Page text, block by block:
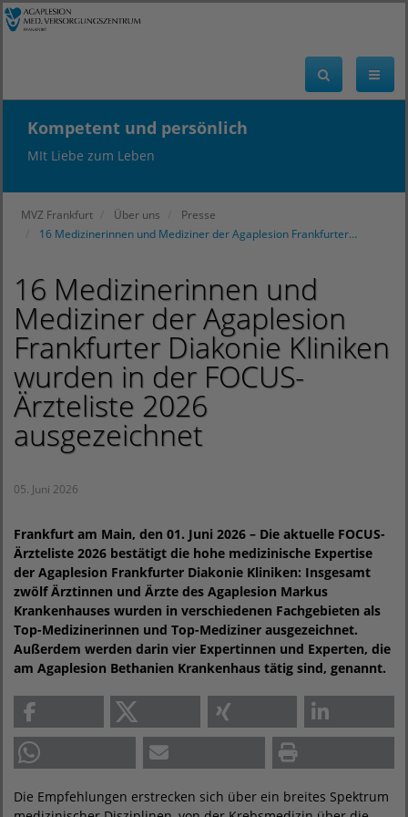
Kompetent und persönlich
MIt Liebe zum Leben
MVZ Frankfurt Über uns
Presse
16 Medizinerinnen und Mediziner der Agaplesion Frankfurter…
16 Medizinerinnen und
Mediziner der Agaplesion
Frankfurter Diakonie Kliniken
wurden in der FOCUS-
Ärzteliste 2026
ausgezeichnet
05. Juni 2026
Frankfurt am Main, den 01. Juni 2026 – Die aktuelle FOCUS-
Ärzteliste 2026 bestätigt die hohe medizinische Expertise
der Agaplesion Frankfurter Diakonie Kliniken: Insgesamt
zwölf Ärztinnen und Ärzte des Agaplesion Markus
Krankenhauses wurden in verschiedenen Fachgebieten als
Top-Medizinerinnen und Top-Mediziner ausgezeichnet.
Außerdem werden darin vier Expertinnen und Experten, die
am Agaplesion Bethanien Krankenhaus tätig sind, genannt.
Die Empfehlungen erstrecken sich über ein breites Spektrum